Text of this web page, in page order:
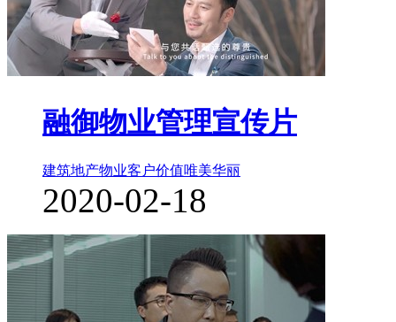
融御物业管理宣传片
建筑地产物业客户价值唯美华丽
2020-02-18